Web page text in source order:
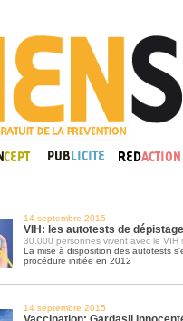
14 septembre 2015
VIH: les autotests de
30.000 personnes vivent avec le VIH
La mise à disposition des autotests
procédure initiée en 2012
14 septembre 2015